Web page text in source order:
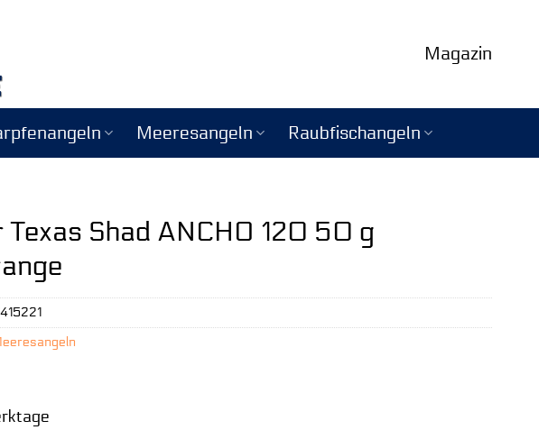
Magazin
Meeresangeln Raubfischangeln
Texas Shad ANCHO 120 50 g